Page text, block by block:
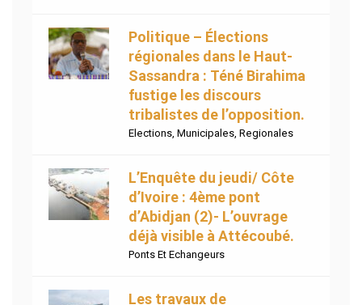
Politique – Élections
régionales dans le Haut-
Sassandra : Téné Birahima
fustige les discours
tribalistes de l’opposition.
Elections, Municipales, Regionales
L’Enquête du jeudi/ Côte
d’Ivoire : 4ème pont
d’Abidjan (2)- L’ouvrage
déjà visible à Attécoubé.
Ponts Et Echangeurs
Les travaux de